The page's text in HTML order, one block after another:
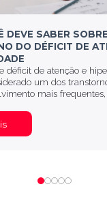
DEVE SABER
DO DÉFICIT DE
déficit de atenção e
um dos
mais